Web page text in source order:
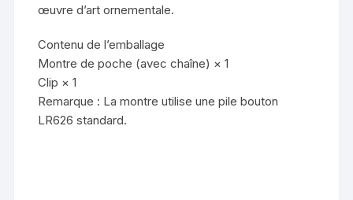
œuvre d’art ornementale.
Contenu de l’emballage
Montre de poche (avec chaîne) × 1
Clip × 1
Remarque : La montre utilise une pile bouton
LR626 standard.